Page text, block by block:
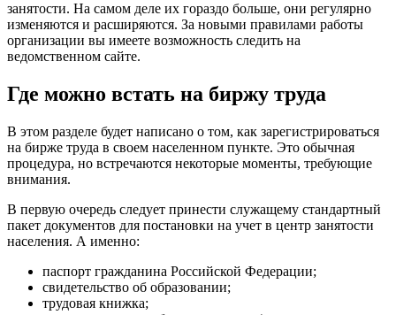
занятости. На самом деле их гораздо больше, они регулярно
изменяются и расширяются. За новыми правилами работы
организации вы имеете возможность следить на
ведомственном сайте.
Где можно встать на биржу труда
В этом разделе будет написано о том, как зарегистрироваться
на бирже труда в своем населенном пункте. Это обычная
процедура, но встречаются некоторые моменты, требующие
внимания.
В первую очередь следует принести служащему стандартный
пакет документов для постановки на учет в центр занятости
населения. А именно:
паспорт гражданина Российской Федерации;
свидетельство об образовании;
трудовая книжка;